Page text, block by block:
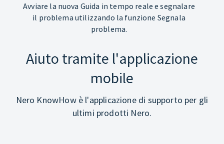
Avviare la nuova Guida in tempo reale e segnalare
il problema utilizzando la funzione Segnala
problema.
Aiuto tramite l'applicazione
mobile
Nero KnowHow è l'applicazione di supporto per gli
ultimi prodotti Nero.